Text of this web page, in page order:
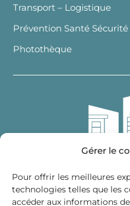
Gérer le
Pour offrir les meilleures
technologies telles que les
accéder aux informations
Transport – Logistique
Prévention Santé Sécurité
Photothèque